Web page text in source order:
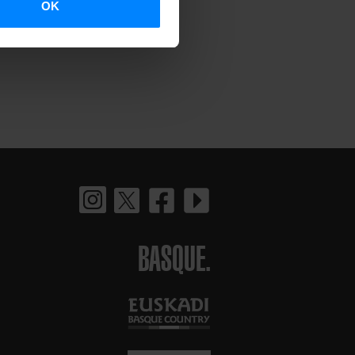
OK
BASQUE.